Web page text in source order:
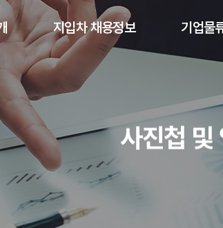
길
지입차 채용정보
1톤 ~ 3.5톤 지입정보
14톤 ~ 25톤 지입정보
기업물
파트너사
투입가
사진첩 및